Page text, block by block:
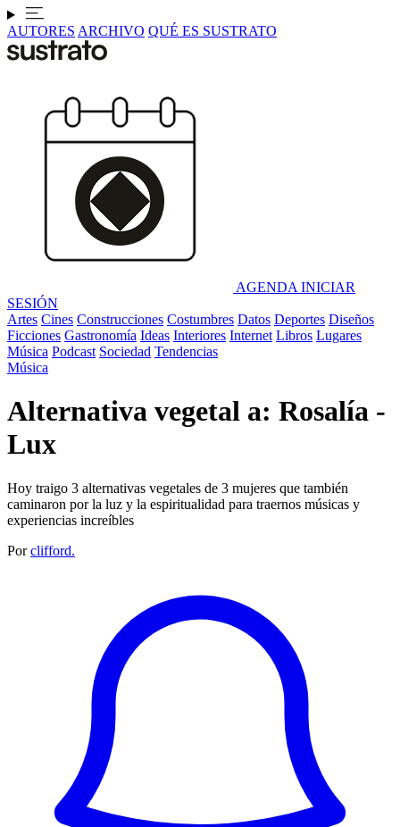
AUTORES ARCHIVO QUÉ ES SUSTRATO
AGENDA INICIAR
SESIÓN
Artes Cines Construcciones Costumbres Datos Deportes Diseños
Ficciones Gastronomía Ideas Interiores Internet Libros Lugares
Música Podcast Sociedad Tendencias
Música
Alternativa vegetal a: Rosalía -
Lux
Hoy traigo 3 alternativas vegetales de 3 mujeres que también
caminaron por la luz y la espiritualidad para traernos músicas y
experiencias increíbles
Por clifford.